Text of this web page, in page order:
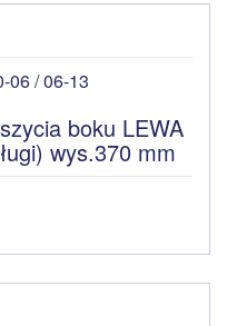
06 / 06-13
boku LEWA
wys.370 mm